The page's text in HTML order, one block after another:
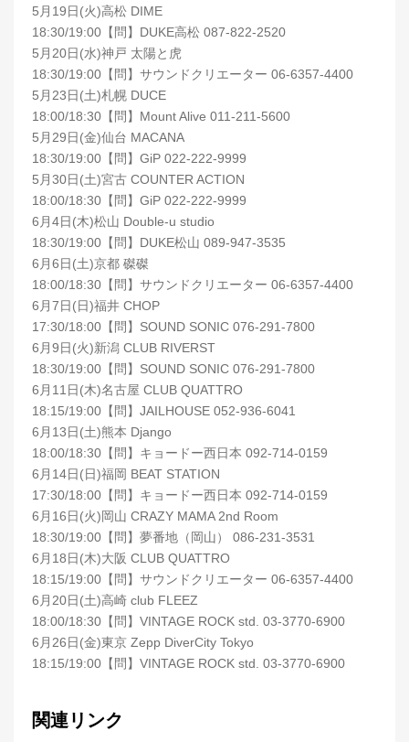
5月19日(火)高松 DIME
18:30/19:00【問】DUKE高松 087-822-2520
5月20日(水)神戸 太陽と虎
18:30/19:00【問】サウンドクリエーター 06-6357-4400
5月23日(土)札幌 DUCE
18:00/18:30【問】Mount Alive 011-211-5600
5月29日(金)仙台 MACANA
18:30/19:00【問】GiP 022-222-9999
5月30日(土)宮古 COUNTER ACTION
18:00/18:30【問】GiP 022-222-9999
6月4日(木)松山 Double-u studio
18:30/19:00【問】DUKE松山 089-947-3535
6月6日(土)京都 磔磔
18:00/18:30【問】サウンドクリエーター 06-6357-4400
6月7日(日)福井 CHOP
17:30/18:00【問】SOUND SONIC 076-291-7800
6月9日(火)新潟 CLUB RIVERST
18:30/19:00【問】SOUND SONIC 076-291-7800
6月11日(木)名古屋 CLUB QUATTRO
18:15/19:00【問】JAILHOUSE 052-936-6041
6月13日(土)熊本 Django
18:00/18:30【問】キョードー西日本 092-714-0159
6月14日(日)福岡 BEAT STATION
17:30/18:00【問】キョードー西日本 092-714-0159
6月16日(火)岡山 CRAZY MAMA 2nd Room
18:30/19:00【問】夢番地（岡山） 086-231-3531
6月18日(木)大阪 CLUB QUATTRO
18:15/19:00【問】サウンドクリエーター 06-6357-4400
6月20日(土)高崎 club FLEEZ
18:00/18:30【問】VINTAGE ROCK std. 03-3770-6900
6月26日(金)東京 Zepp DiverCity Tokyo
18:15/19:00【問】VINTAGE ROCK std. 03-3770-6900
関連リンク